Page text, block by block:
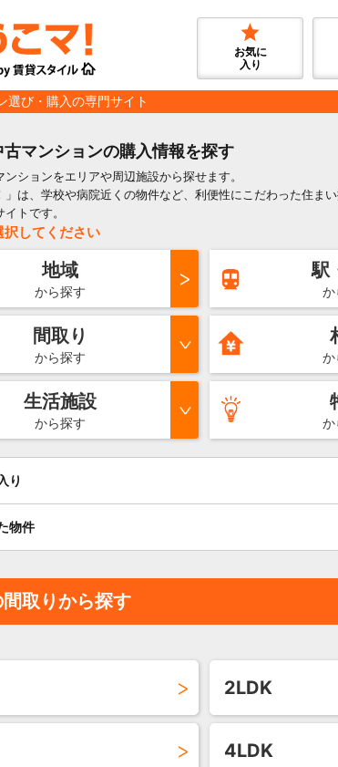
お気に
入り
選び・購入の専門サイト
マンションの購入情報を探す
ションをエリアや周辺施設から探せます。
」は、学校や病院近くの物件など、利便性にこだわった住ま
トです。
してください
地域
から探す
駅
か
間取り
から探す か
生活施設
から探す か
り
物件
取りから探す
2LDK
4LDK